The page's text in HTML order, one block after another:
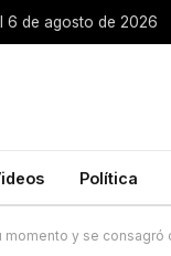
6 de agosto de 2026
Política
momento y se consagró